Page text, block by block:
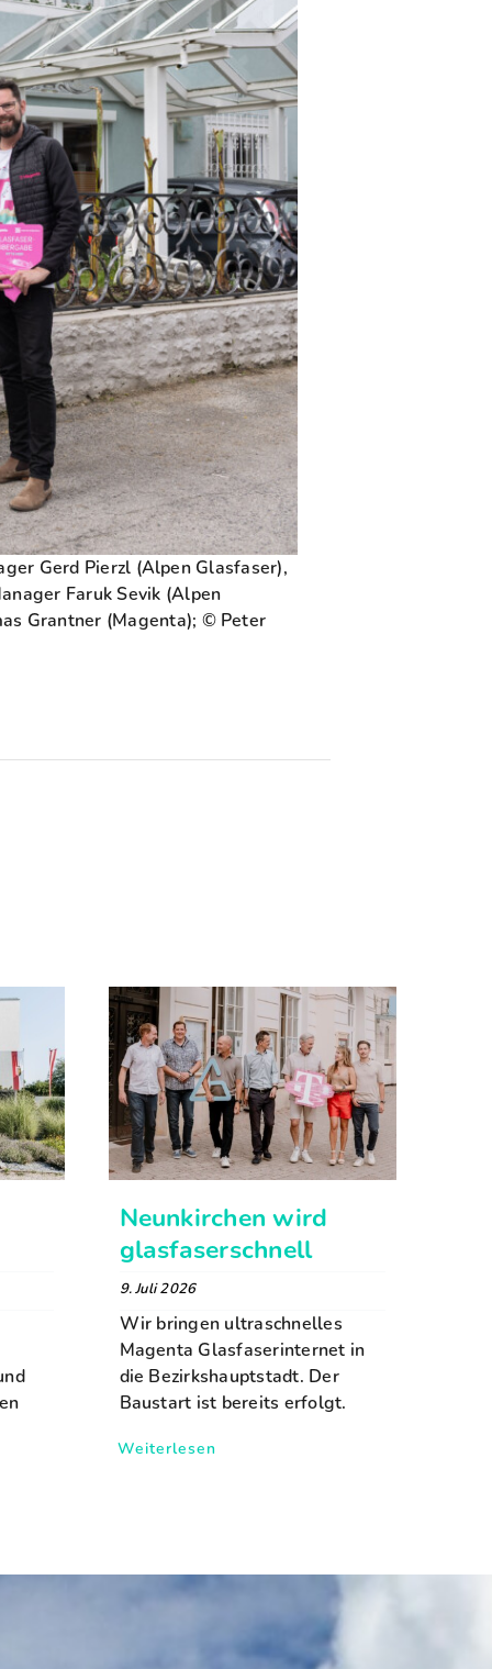
Gerd Pierzl (Alpen Glasfaser),
Faruk Sevik (Alpen
Grantner (Magenta); © Peter
Neunkirchen wird
glasfaserschnell
9. Juli 2026
Wir bringen ultraschnelles
Magenta Glasfaserinternet in
die Bezirkshauptstadt. Der
Baustart ist bereits erfolgt.
Weiterlesen